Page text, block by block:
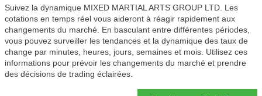
Suivez la dynamique MIXED MARTIAL ARTS GROUP LTD. Les
cotations en temps réel vous aideront à réagir rapidement aux
changements du marché. En basculant entre différentes périodes,
vous pouvez surveiller les tendances et la dynamique des taux de
change par minutes, heures, jours, semaines et mois. Utilisez ces
informations pour prévoir les changements du marché et prendre
des décisions de trading éclairées.